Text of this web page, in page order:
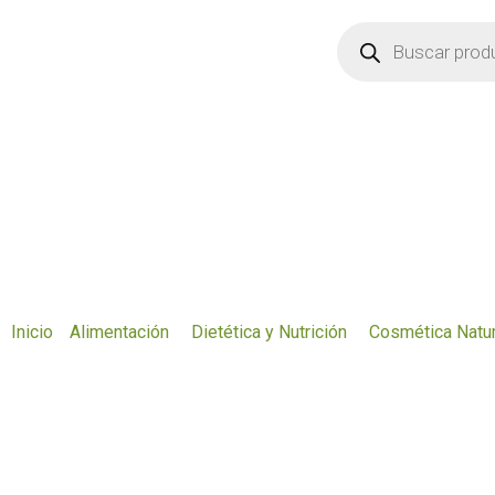
productos
Inicio Alimentación Dietética y Nutrición Cosmética